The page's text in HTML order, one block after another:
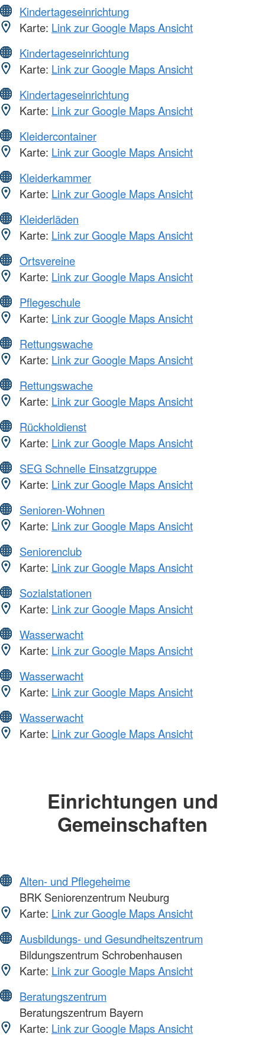
Kindertageseinrichtung
Karte: Link zur Google Maps Ansicht
Kindertageseinrichtung
Karte: Link zur Google Maps Ansicht
Kindertageseinrichtung
Karte: Link zur Google Maps Ansicht
Kleidercontainer
Karte: Link zur Google Maps Ansicht
Kleiderkammer
Karte: Link zur Google Maps Ansicht
Kleiderläden
Karte: Link zur Google Maps Ansicht
Ortsvereine
Karte: Link zur Google Maps Ansicht
Pflegeschule
Karte: Link zur Google Maps Ansicht
Rettungswache
Karte: Link zur Google Maps Ansicht
Rettungswache
Karte: Link zur Google Maps Ansicht
Rückholdienst
Karte: Link zur Google Maps Ansicht
SEG Schnelle Einsatzgruppe
Karte: Link zur Google Maps Ansicht
Senioren-Wohnen
Karte: Link zur Google Maps Ansicht
Seniorenclub
Karte: Link zur Google Maps Ansicht
Sozialstationen
Karte: Link zur Google Maps Ansicht
Wasserwacht
Karte: Link zur Google Maps Ansicht
Wasserwacht
Karte: Link zur Google Maps Ansicht
Wasserwacht
Karte: Link zur Google Maps Ansicht
Einrichtungen und
Gemeinschaften
Alten- und Pflegeheime
BRK Seniorenzentrum Neuburg
Karte: Link zur Google Maps Ansicht
Ausbildungs- und Gesundheitszentrum
Bildungszentrum Schrobenhausen
Karte: Link zur Google Maps Ansicht
Beratungszentrum
Beratungszentrum Bayern
Karte: Link zur Google Maps Ansicht